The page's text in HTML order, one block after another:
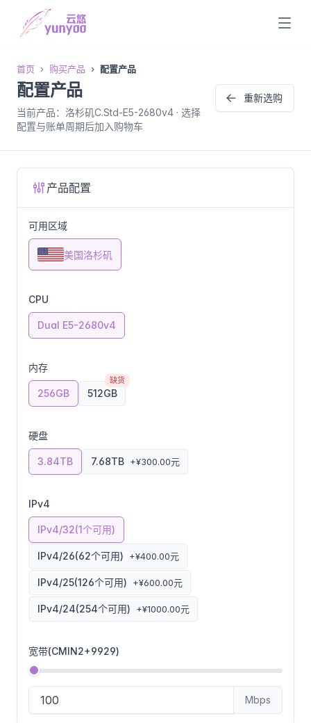
首页 购买产品 配置产品
配置产品
当前产品：洛杉矶C.Std-E5-2680v4 · 选择
配置与账单周期后加入购物车
重新选购
产品配置
可用区域
美国洛杉矶
CPU
Dual E5-2680v4
内存
256GB 512GB
缺货
硬盘
3.84TB 7.68TB +¥300.00元
IPv4
IPv4/32(1个可用)
IPv4/26(62个可用) +¥400.00元
IPv4/25(126个可用) +¥600.00元
IPv4/24(254个可用) +¥1000.00元
宽带(CMIN2+9929)
Mbps